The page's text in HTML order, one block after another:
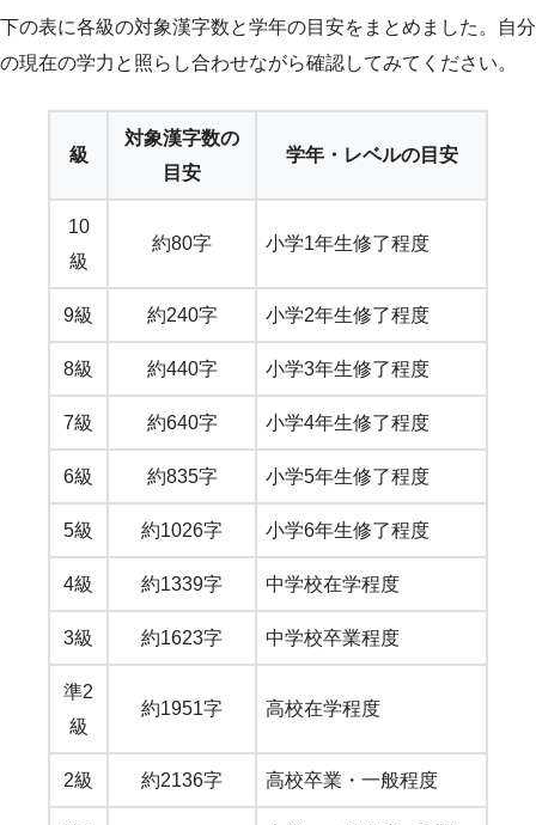
下の表に各級の対象漢字数と学年の目安をまとめました。自分
の現在の学力と照らし合わせながら確認してみてください。
級
対象漢字数の
目安
学年・レベルの目安
10
級
約80字 小学1年生修了程度
9級 約240字 小学2年生修了程度
8級 約440字 小学3年生修了程度
7級 約640字 小学4年生修了程度
6級 約835字 小学5年生修了程度
5級 約1026字 小学6年生修了程度
4級 約1339字 中学校在学程度
3級 約1623字 中学校卒業程度
準2
級
約1951字 高校在学程度
2級 約2136字 高校卒業・一般程度